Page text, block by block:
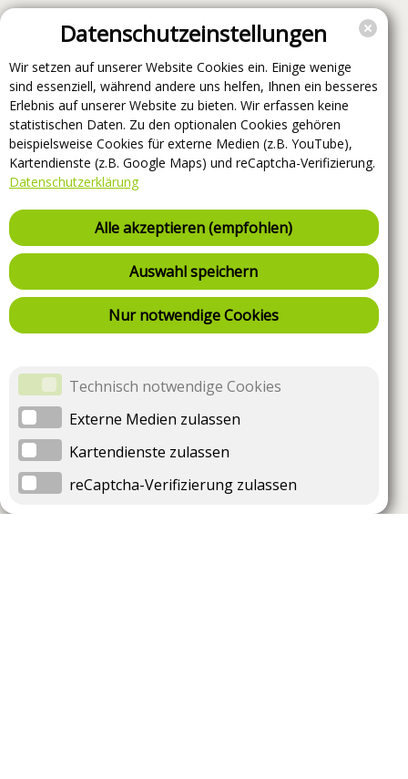
Datenschutzeinstellungen
Wir setzen auf unserer Website Cookies ein. Einige wenige
sind essenziell, während andere uns helfen, Ihnen ein besseres
Erlebnis auf unserer Website zu bieten. Wir erfassen keine
statistischen Daten. Zu den optionalen Cookies gehören
beispielsweise Cookies für externe Medien (z.B. YouTube),
Kartendienste (z.B. Google Maps) und reCaptcha-Verifizierung.
Datenschutzerklärung
Alle akzeptieren (empfohlen)
Auswahl speichern
Nur notwendige Cookies
Technisch notwendige Cookies
Externe Medien zulassen
Kartendienste zulassen
reCaptcha-Verifizierung zulassen